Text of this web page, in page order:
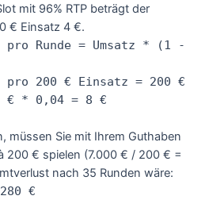
mit 96% RTP beträgt der
€ Einsatz 4 €.
Runde = Umsatz * (1 -
200 € Einsatz = 200 €
€ * 0,04 = 8 €
müssen Sie mit Ihrem Guthaben
200 € spielen (7.000 € / 200 € =
nach 35 Runden wäre:
€